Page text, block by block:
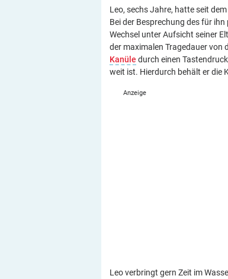
Leo, sechs Jahre, hatte seit
Bei der Besprechung des für
Wechsel unter Aufsicht seiner
der maximalen Tragedauer von
Kanüle durch einen
weit ist. Hierdurch behält er die
Leo verbringt gern Zeit im